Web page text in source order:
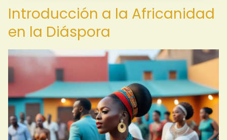
Introducción a la Africanidad
en la Diáspora